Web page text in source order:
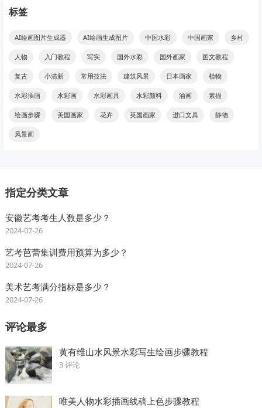
标签
AI绘画图片生成器 AI绘画生成图片 中国水彩 中国画家 乡村
人物 入门教程 写实 国外水彩 国外画家 图文教程
复古 小清新 常用技法 建筑风景 日本画家 植物
水彩插画 水彩画 水彩画具 水彩颜料 油画 素描
绘画步骤 美国画家 花卉 英国画家 进口文具 静物
风景画
指定分类文章
安徽艺考考生人数是多少？
2024-07-26
艺考芭蕾集训费用预算为多少？
2024-07-26
美术艺考满分指标是多少？
2024-07-26
评论最多
黄有维山水风景水彩写生绘画步骤教程
3 评论
唯美人物水彩插画线稿上色步骤教程